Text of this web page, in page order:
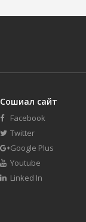
Сошиал сайт
Facebook
Twitter
Google Plus
Youtube
Linked In